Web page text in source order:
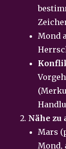
Mond
Nähe zu
Mars